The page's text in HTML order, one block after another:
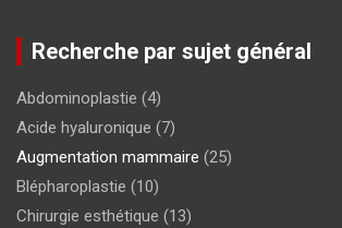
Recherche par sujet général
Abdominoplastie (4)
Acide hyaluronique (7)
Augmentation mammaire (25)
Blépharoplastie (10)
Chirurgie esthétique (13)